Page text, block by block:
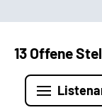
13 Offene